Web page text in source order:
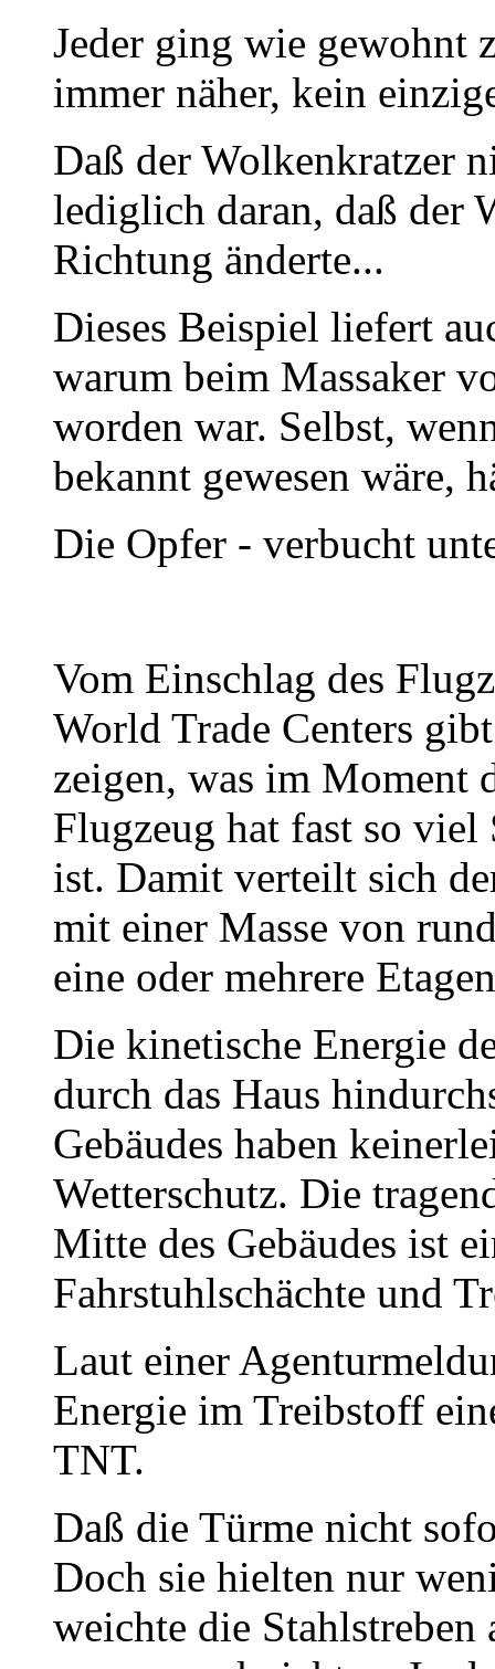
Jeder ging wie gewohnt
immer näher, kein
Daß der Wolkenkratzer
lediglich daran, daß der
Richtung änderte...
Dieses Beispiel liefert
warum beim Massaker
worden war. Selbst,
bekannt gewesen wäre,
Die Opfer - verbucht
Vom Einschlag des
World Trade Centers
zeigen, was im Moment
Flugzeug hat fast so viel
ist. Damit verteilt sich
mit einer Masse von
eine oder mehrere
Die kinetische Energie
durch das Haus
Gebäudes haben
Wetterschutz. Die
Mitte des Gebäudes ist
Fahrstuhlschächte und
Laut einer
Energie im Treibstoff
TNT.
Daß die Türme nicht
Doch sie hielten nur
weichte die Stahlstreben